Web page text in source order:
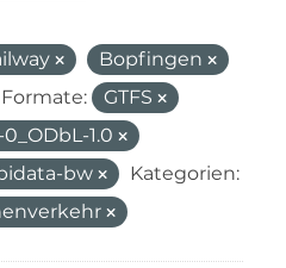
Bopfingen
Formate:
GTFS
1.0
bw
Kategorien: